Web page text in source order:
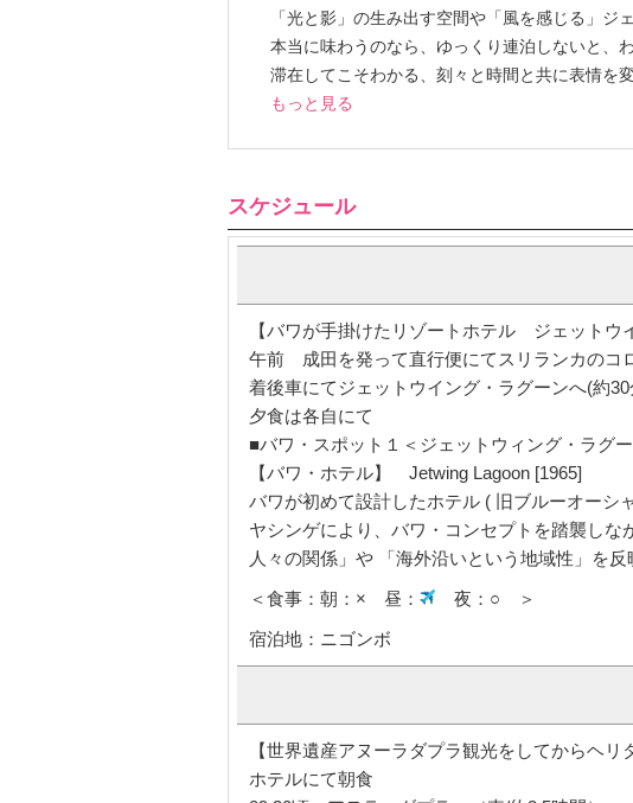
「光と影」の生み出す空間や「風を感じる」ジ
本当に味わうのなら、ゆっくり連泊しないと、わ
滞在してこそわかる、刻々と時間と共に表情を
もっと見る
スケジュール
【バワが手掛けたリゾートホテル ジェットウ
午前 成田を発って直行便にてスリランカのコ
着後車にてジェットウイング・ラグーンへ(約30
夕食は各自にて
■バワ・スポット１＜ジェットウィング・ラグー
【バワ・ホテル】 Jetwing Lagoon [1965]
バワが初めて設計したホテル ( 旧ブルーオーシ
ヤシンゲにより、バワ・コンセプトを踏襲し
人々の関係」や 「海外沿いという地域性」を
＜食事：朝：× 昼：
夜：○ ＞
宿泊地：ニゴンボ
【世界遺産アヌーラダプラ観光をしてからヘリ
ホテルにて朝食